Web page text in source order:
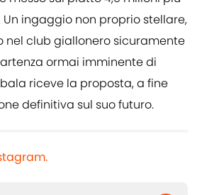
ingaggio non proprio stellare,
nel club giallonero sicuramente
ormai imminente di
riceve la proposta, a fine
definitiva sul suo futuro.